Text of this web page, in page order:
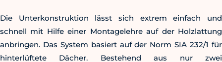
Die Unterkonstruktion lässt sich extrem einfach und
schnell mit Hilfe einer Montagelehre auf der Holzlattung
anbringen. Das System basiert auf der Norm SIA 232/1 für
hinterlüftete Dächer. Bestehend aus nur zwei